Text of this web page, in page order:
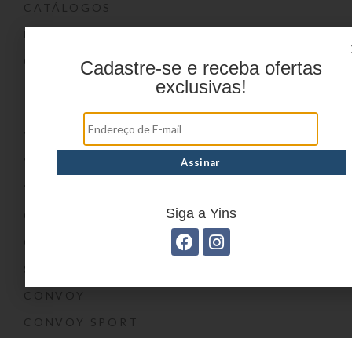
CATÁLOGOS
BLOG
CONTATO
CONVOY
CONVOY SPORT
Cadastre-se e receba ofertas
exclusivas!
Siga a Yins